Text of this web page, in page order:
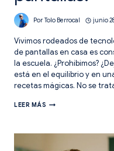
Por Tolo Berrocal junio
Vivimos rodeados de
de pantallas en casa es
la escuela. ¿Prohibimos?
está en el equilibrio y en
recetas mágicas. No se
LEER MÁS ENTRE